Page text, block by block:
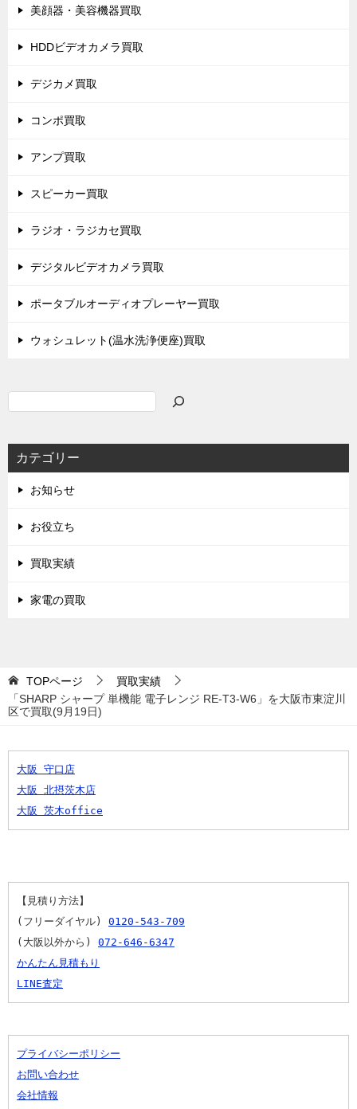
美顔器・美容機器買取
HDDビデオカメラ買取
デジカメ買取
コンポ買取
アンプ買取
スピーカー買取
ラジオ・ラジカセ買取
デジタルビデオカメラ買取
ポータブルオーディオプレーヤー買取
ウォシュレット(温水洗浄便座)買取
カテゴリー
お知らせ
お役立ち
買取実績
家電の買取
TOPページ
買取実績
「SHARP シャープ 単機能 電子レンジ RE-T3-W6」を大阪市東淀川
区で買取(9月19日)
大阪 守口店
大阪 北摂茨木店
大阪 茨木office
【見積り方法】
(フリーダイヤル) 0120-543-709
(大阪以外から) 072-646-6347
かんたん見積もり
LINE査定
プライバシーポリシー
お問い合わせ
会社情報